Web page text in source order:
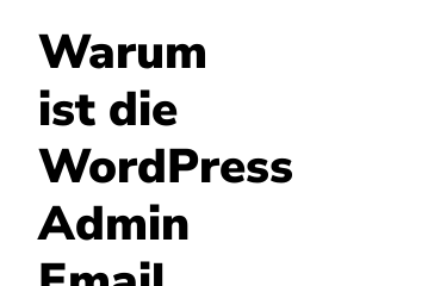
Warum
ist die
WordPress
Admin